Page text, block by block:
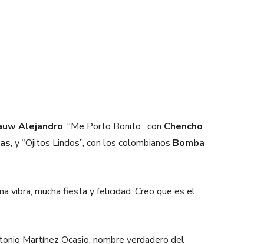
Alejandro; “Me Porto Bonito”, con Chencho
, y “Ojitos Lindos”, con los colombianos Bomba
vibra, mucha fiesta y felicidad. Creo que es el
Martínez Ocasio, nombre verdadero del